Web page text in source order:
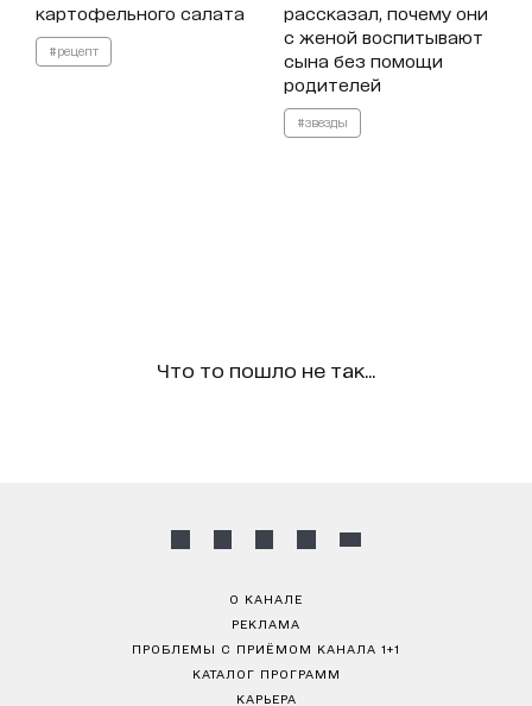
картофельного салата
#рецепт
рассказал, почему они
с женой воспитывают
сына без помощи
родителей
#звезды
Что то пошло не так...
О КАНАЛЕ
РЕКЛАМА
ПРОБЛЕМЫ С ПРИЁМОМ КАНАЛА 1+1
КАТАЛОГ ПРОГРАММ
КАРЬЕРА